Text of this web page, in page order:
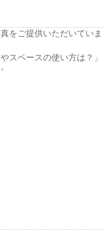
をご提供いただいていま
スペースの使い方は？」